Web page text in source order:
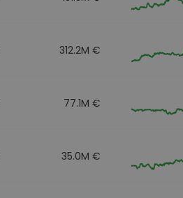
312.2M €
77.1M €
35.0M €